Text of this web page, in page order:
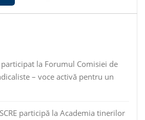
participat la Forumul Comisiei de
– voce activă pentru un
participă la Academia tinerilor